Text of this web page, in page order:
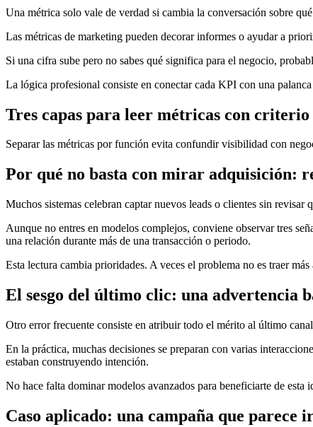
Una métrica solo vale de verdad si cambia la conversación sobre qué
Las métricas de marketing pueden decorar informes o ayudar a
Si una cifra sube pero no sabes qué significa para el negocio,
La lógica profesional consiste en conectar cada KPI con una
Tres capas para leer métricas con criterio
Separar las métricas por función evita confundir visibilidad con
Por qué no basta con mirar adquisición:
Muchos sistemas celebran captar nuevos leads o clientes sin
Aunque no entres en modelos complejos, conviene observar tres
una relación durante más de una transacción o periodo.
Esta lectura cambia prioridades. A veces el problema no es traer
El sesgo del último clic: una advertencia
Otro error frecuente consiste en atribuir todo el mérito al último
En la práctica, muchas decisiones se preparan con varias
estaban construyendo intención.
No hace falta dominar modelos avanzados para beneficiarte de
Caso aplicado: una campaña que parece